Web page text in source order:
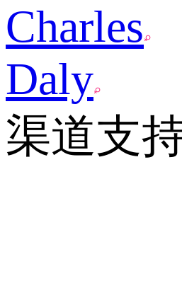
Charles
Daly
渠道支